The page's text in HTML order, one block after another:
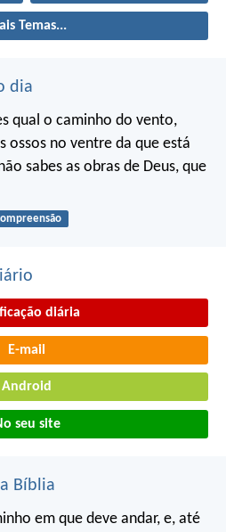
Temas...
dia
qual o caminho do vento,
ossos no ventre da que está
sabes as obras de Deus, que
diária
E-mail
Android
seu site
Bíblia
em que deve andar, e, até